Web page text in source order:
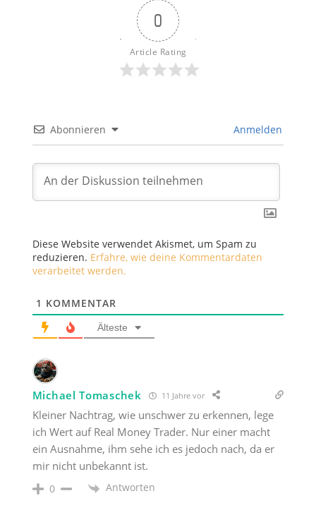
0
Article Rating
Abonnieren Anmelden
Diese Website verwendet Akismet, um Spam zu
reduzieren. Erfahre, wie deine Kommentardaten
verarbeitet werden.
1 KOMMENTAR
Älteste
Michael Tomaschek 11 Jahre vor
Kleiner Nachtrag, wie unschwer zu erkennen, lege
ich Wert auf Real Money Trader. Nur einer macht
ein Ausnahme, ihm sehe ich es jedoch nach, da er
mir nicht unbekannt ist.
0 Antworten